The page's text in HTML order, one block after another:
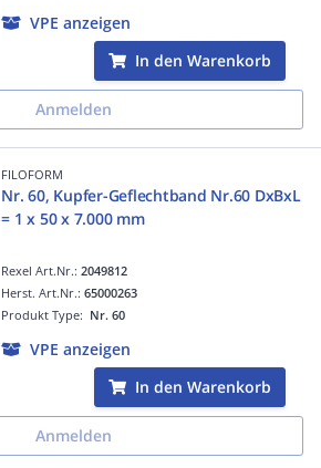
VPE anzeigen
In den Warenkorb
Anmelden
FILOFORM
Nr. 60, Kupfer-Geflechtband Nr.60 DxBxL
= 1 x 50 x 7.000 mm
Rexel Art.Nr.:2049812
Produkt Type: Nr. 60
Herst. Art.Nr.:65000263
VPE anzeigen
In den Warenkorb
Anmelden